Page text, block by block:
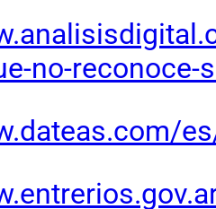
no-reconoce-